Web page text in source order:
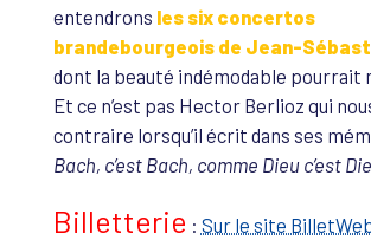
entendrons les six concertos
brandebourgeois de Jean-
dont la beauté indémodable pourrait
Et ce n’est pas Hector Berlioz qui
contraire lorsqu’il écrit dans ses
Bach, c’est Bach, comme Dieu c’est
Billetterie : Sur le site